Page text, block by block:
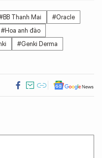
Thanh Mai
#Oracle
#Hoa anh đào
#Genki Derma